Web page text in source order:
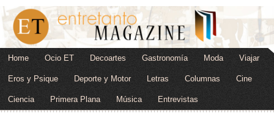
Home Ocio ET Decoartes Gastronomía Moda Viajar
Eros y Psique Deporte y Motor Letras Columnas Cine
Ciencia Primera Plana Música Entrevistas